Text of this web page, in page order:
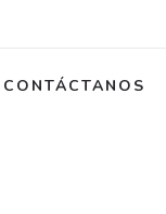
CONTÁCTANOS